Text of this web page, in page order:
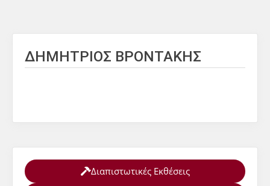
ΔΗΜΗΤΡΙΟΣ ΒΡΟΝΤΑΚΗΣ
Διαπιστωτικές Εκθέσεις